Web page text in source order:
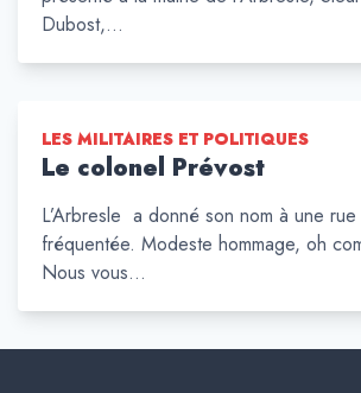
Dubost,…
LES MILITAIRES ET POLITIQUES
Le colonel Prévost
L’Arbresle a donné son nom à une
fréquentée. Modeste hommage, oh
Nous vous…